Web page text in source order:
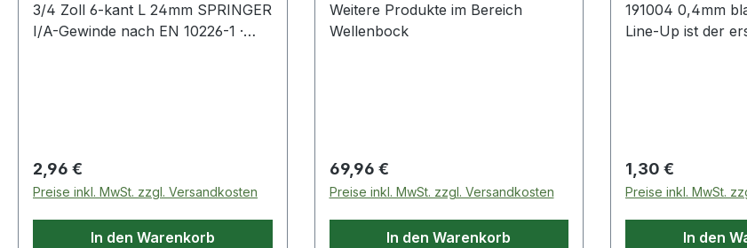
3/4 Zoll 6-kant L 24mm SPRINGER
I/A-Gewinde nach EN 10226-1 ·
Regulärer Preis:
2,96 €
Preise inkl. MwSt. zzgl. Versandkosten
In den Warenkorb
Weitere Produkte im Bereich
Wellenbock
Regulärer Preis:
69,96 €
Preise inkl. MwSt. zzgl. Versandkosten
In den Warenkorb
191004 0,4mm
Line-Up ist der
Schreiben und in
stellen.
Regulärer Preis:
1,30 €
Preise inkl. MwSt.
In den